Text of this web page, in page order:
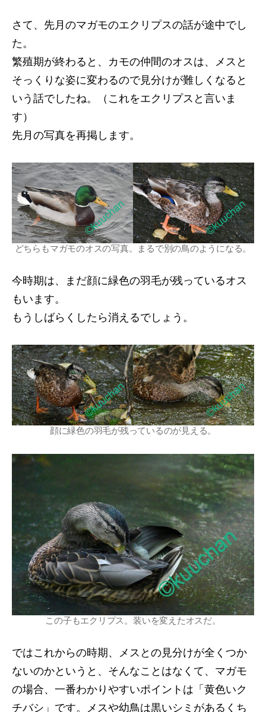
さて、先月のマガモのエクリプスの話が途中でし
た。
繁殖期が終わると、カモの仲間のオスは、メスと
そっくりな姿に変わるので見分けが難しくなると
いう話でしたね。（これをエクリプスと言いま
す）
先月の写真を再掲します。
どちらもマガモのオスの写真。まるで別の鳥のようになる。
今時期は、まだ顔に緑色の羽毛が残っているオス
もいます。
もうしばらくしたら消えるでしょう。
顔に緑色の羽毛が残っているのが見える。
この子もエクリプス。装いを変えたオスだ。
ではこれからの時期、メスとの見分けが全くつか
ないのかというと、そんなことはなくて、マガモ
の場合、一番わかりやすいポイントは「黄色いク
チバシ」です。メスや幼鳥は黒いシミがあるくち